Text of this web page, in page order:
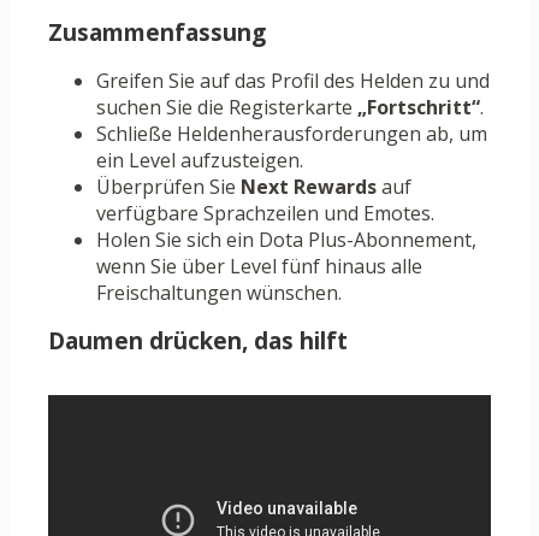
Zusammenfassung
Greifen Sie auf das Profil des Helden zu und
suchen Sie die Registerkarte „Fortschritt“.
Schließe Heldenherausforderungen ab, um
ein Level aufzusteigen.
Überprüfen Sie Next Rewardsauf
verfügbare Sprachzeilen und Emotes.
Holen Sie sich ein Dota Plus-Abonnement,
wenn Sie über Level fünf hinaus alle
Freischaltungen wünschen.
Daumen drücken, das hilft